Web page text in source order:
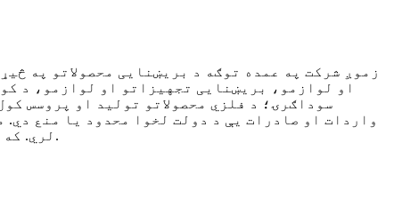
زموږ شرکت په عمده توګه د بریښنایی محصولاتو په
او لوازمو، بریښنایی تجهیزاتو او لوازمو، د
سوداګرۍ؛ د فلزي محصولاتو تولید او پروسس
واردات او صادرات یې د دولت لخوا محدود یا منع
لري. که تاسو زموږ محصولاتو او خدماتو سره علاقه لرئ، موږ ستاسو آنلاین پیغام یا د مشورې لپاره زنګ ته سترګې په لار یو.